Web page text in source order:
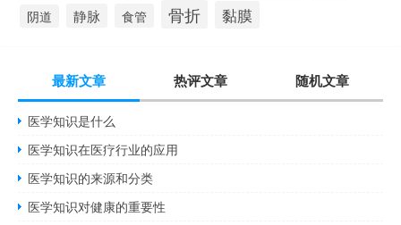
阴道 静脉 食管 骨折 黏膜
最新文章 热评文章 随机文章
医学知识是什么
医学知识在医疗行业的应用
医学知识的来源和分类
医学知识对健康的重要性